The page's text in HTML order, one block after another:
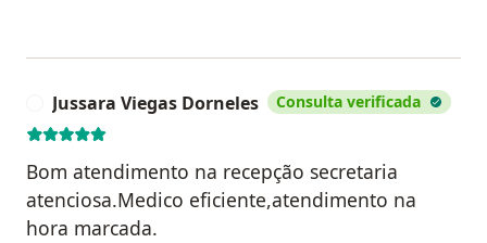
Jussara Viegas Dorneles Consulta verificada
Bom atendimento na recepção secretaria
atenciosa.Medico eficiente,atendimento na
hora marcada.